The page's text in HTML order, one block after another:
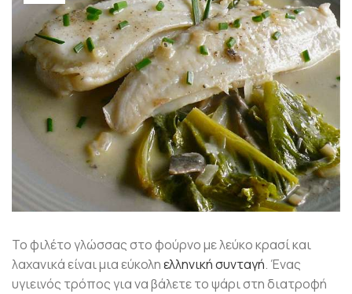
Το φιλέτο γλώσσας στο φούρνο με λεύκο κρασί και
λαχανικά είναι μια εύκοληελληνική συνταγή. Ένας
υγιεινός τρόπος για να βάλετε το ψάρι στη διατροφή